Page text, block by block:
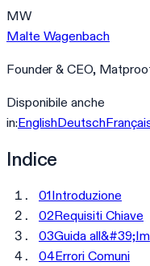
MW
Malte Wagenbach
Founder & CEO,
Disponibile anche
in:EnglishDeutsch
Indice
01Introduzione
02Requisiti Chiave
03Guida
04Errori Comuni